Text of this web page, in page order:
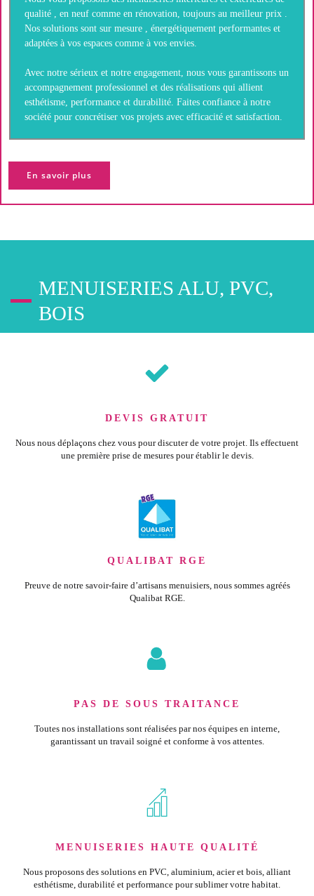
qualité , en neuf comme en rénovation, toujours au meilleur prix .
Nos solutions sont sur mesure , énergétiquement performantes et
adaptées à vos espaces comme à vos envies.
Avec notre sérieux et notre engagement, nous vous garantissons un
accompagnement professionnel et des réalisations qui allient
esthétisme, performance et durabilité. Faites confiance à notre
société pour concrétiser vos projets avec efficacité et satisfaction.
En savoir plus
MENUISERIES ALU, PVC,
BOIS
DEVIS GRATUIT
Nous nous déplaçons chez vous pour discuter de votre projet. Ils effectuent
une première prise de mesures pour établir le devis.
QUALIBAT RGE
Preuve de notre savoir-faire d’artisans menuisiers, nous sommes agréés
Qualibat RGE.
PAS DE SOUS TRAITANCE
Toutes nos installations sont réalisées par nos équipes en interne,
garantissant un travail soigné et conforme à vos attentes.
MENUISERIES HAUTE QUALITÉ
Nous proposons des solutions en PVC, aluminium, acier et bois, alliant
esthétisme, durabilité et performance pour sublimer votre habitat.